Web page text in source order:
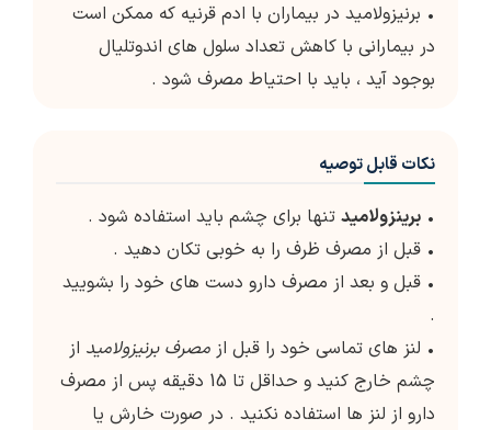
• برنیزولامید در بیماران با ادم قرنیه که ممکن است
در بیمارانی با کاهش تعداد سلول های اندوتلیال
بوجود آید ، باید با احتیاط مصرف شود .
نکات قابل توصیه
• برینزولامید تنها برای چشم باید استفاده شود .
• قبل از مصرف ظرف را به خوبی تکان دهید .
• قبل و بعد از مصرف دارو دست های خود را بشویید
.
• لنز های تماسی خود را قبل از مصرف برنیزولامید از
چشم خارج کنید و حداقل تا 15 دقیقه پس از مصرف
دارو از لنز ها استفاده نکنید . در صورت خارش یا